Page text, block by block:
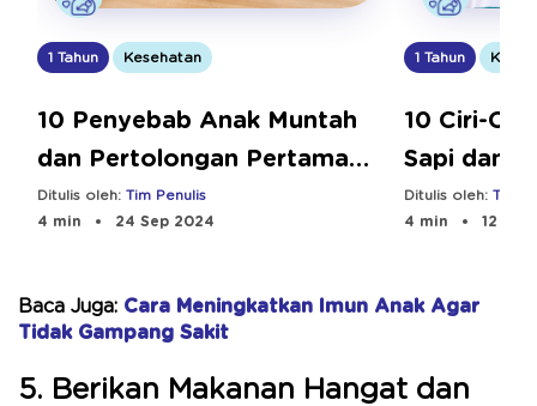
1 Tahun Kesehatan
10 Penyebab Anak Muntah
dan Pertolongan Pertama
yang Tepat
Ditulis oleh: Tim Penulis
4 min
24 Sep 2024
1 Tahun
10 Ciri-Ciri
Sapi dan
Ditulis oleh: Tim
4 min
12
Baca Juga: Cara Meningkatkan Imun Anak Agar
Tidak Gampang Sakit
5. Berikan Makanan Hangat dan